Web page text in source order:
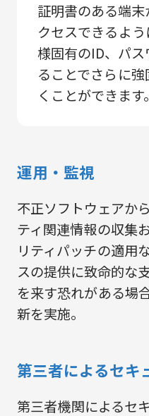
証明書のある端
クセスできるよ
様固有のID、パ
ることでさらに
くことができます。
運用・監視
不正ソフトウェアか
ティ関連情報の収集
リティパッチの適用
スの提供に致命的な
を来す恐れがある場
新を実施。
第三者によるセキ
第三者機関によるセ